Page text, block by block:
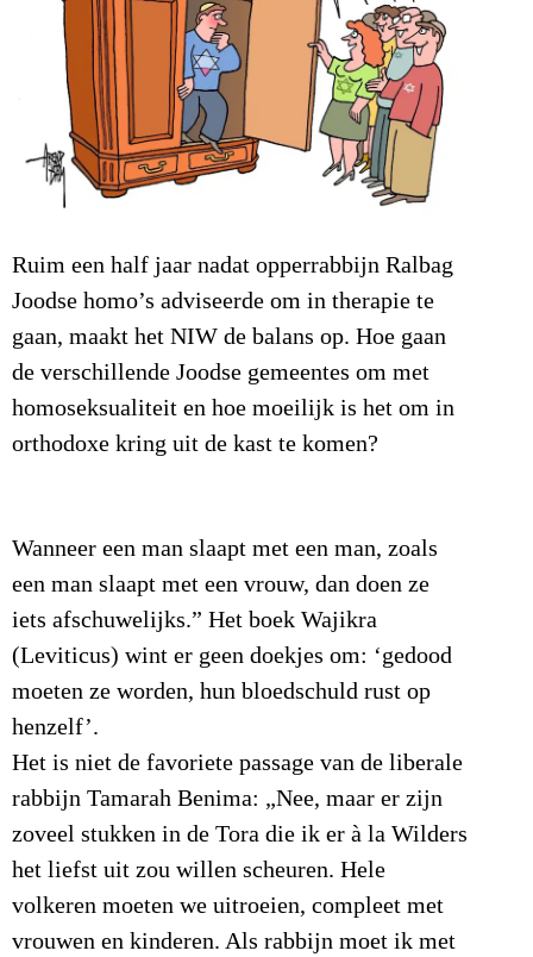
Ruim een half jaar nadat opperrabbijn Ralbag
Joodse homo’s adviseerde om in therapie te
gaan, maakt het NIW de balans op. Hoe gaan
de verschillende Joodse gemeentes om met
homoseksualiteit en hoe moeilijk is het om in
orthodoxe kring uit de kast te komen?
Wanneer een man slaapt met een man, zoals
een man slaapt met een vrouw, dan doen ze
iets afschuwelijks.” Het boek Wajikra
(Leviticus) wint er geen doekjes om: ‘gedood
moeten ze worden, hun bloedschuld rust op
henzelf’.
Het is niet de favoriete passage van de liberale
rabbijn Tamarah Benima: „Nee, maar er zijn
zoveel stukken in de Tora die ik er à la Wilders
het liefst uit zou willen scheuren. Hele
volkeren moeten we uitroeien, compleet met
vrouwen en kinderen. Als rabbijn moet ik met